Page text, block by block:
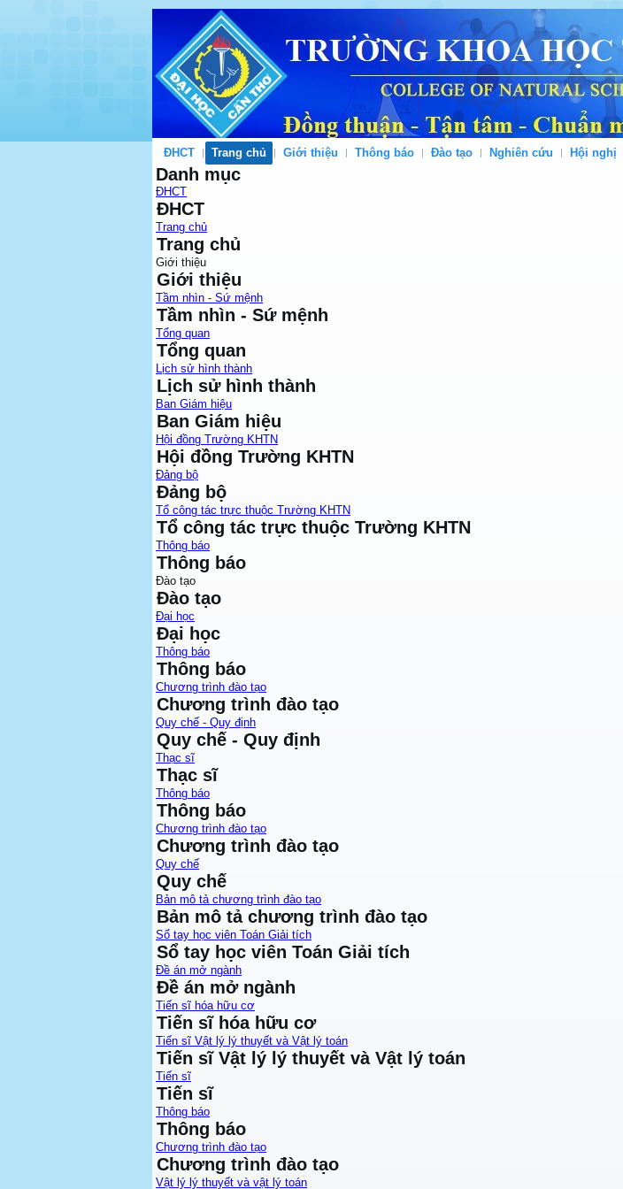
ĐHCT Trang chủ Giới thiệu Thông báo Đào tạo Nghiên cứu Hội nghị
Danh mục
ĐHCT
ĐHCT
Trang chủ
Trang chủ
Giới thiệu
Giới thiệu
Tầm nhìn - Sứ mệnh
Tầm nhìn - Sứ mệnh
Tổng quan
Tổng quan
Lịch sử hình thành
Lịch sử hình thành
Ban Giám hiệu
Ban Giám hiệu
Hội đồng Trường KHTN
Hội đồng Trường KHTN
Đảng bộ
Đảng bộ
Tổ công tác trực thuộc Trường KHTN
Tổ công tác trực thuộc Trường KHTN
Thông báo
Thông báo
Đào tạo
Đào tạo
Đại học
Đại học
Thông báo
Thông báo
Chương trình đào tạo
Chương trình đào tạo
Quy chế - Quy định
Quy chế - Quy định
Thạc sĩ
Thạc sĩ
Thông báo
Thông báo
Chương trình đào tạo
Chương trình đào tạo
Quy chế
Quy chế
Bản mô tả chương trình đào tạo
Bản mô tả chương trình đào tạo
Sổ tay học viên Toán Giải tích
Sổ tay học viên Toán Giải tích
Đề án mở ngành
Đề án mở ngành
Tiến sĩ hóa hữu cơ
Tiến sĩ hóa hữu cơ
Tiến sĩ Vật lý lý thuyết và Vật lý toán
Tiến sĩ Vật lý lý thuyết và Vật lý toán
Tiến sĩ
Tiến sĩ
Thông báo
Thông báo
Chương trình đào tạo
Chương trình đào tạo
Vật lý lý thuyết và vật lý toán